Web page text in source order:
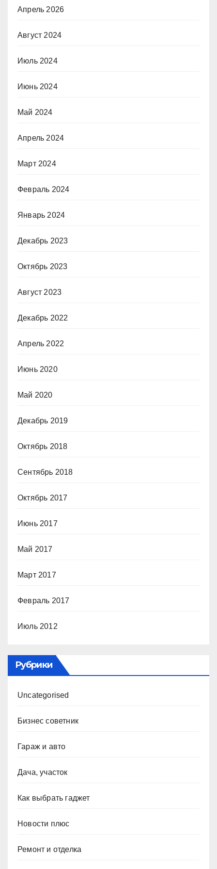
Апрель 2026
Август 2024
Июль 2024
Июнь 2024
Май 2024
Апрель 2024
Март 2024
Февраль 2024
Январь 2024
Декабрь 2023
Октябрь 2023
Август 2023
Декабрь 2022
Апрель 2022
Июнь 2020
Май 2020
Декабрь 2019
Октябрь 2018
Сентябрь 2018
Октябрь 2017
Июнь 2017
Май 2017
Март 2017
Февраль 2017
Июль 2012
Рубрики
Uncategorised
Бизнес советник
Гараж и авто
Дача, участок
Как выбрать гаджет
Новости плюс
Ремонт и отделка